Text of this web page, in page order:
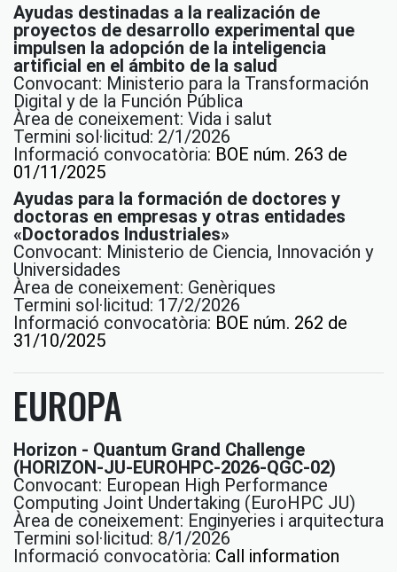
Ayudas destinadas a la realización de
proyectos de desarrollo experimental que
impulsen la adopción de la inteligencia
artificial en el ámbito de la salud
Convocant: Ministerio para la Transformación
Digital y de la Función Pública
Àrea de coneixement: Vida i salut
Termini sol·licitud: 2/1/2026
Informació convocatòria: BOE núm. 263 de
01/11/2025
Ayudas para la formación de doctores y
doctoras en empresas y otras entidades
«Doctorados Industriales»
Convocant: Ministerio de Ciencia, Innovación y
Universidades
Àrea de coneixement: Genèriques
Termini sol·licitud: 17/2/2026
Informació convocatòria: BOE núm. 262 de
31/10/2025
EUROPA
Horizon - Quantum Grand Challenge
(HORIZON-JU-EUROHPC-2026-QGC-02)
Convocant: European High Performance
Computing Joint Undertaking (EuroHPC JU)
Àrea de coneixement: Enginyeries i arquitectura
Termini sol·licitud: 8/1/2026
Informació convocatòria: Call information